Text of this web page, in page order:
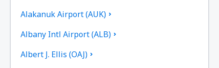
Alakanuk Airport (AUK)
Albany Intl Airport (ALB)
Albert J. Ellis (OAJ)